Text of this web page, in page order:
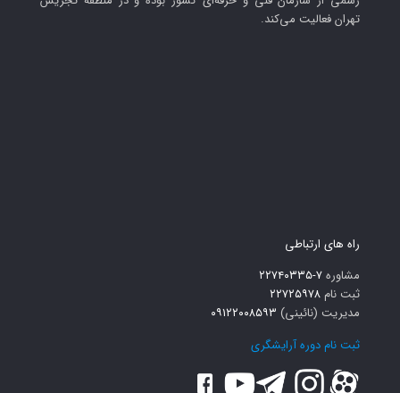
تهران فعالیت می‌کند.
راه های ارتباطی
مشاوره۷-۲۲۷۴۰۳۳۵
ثبت نام ۲۲۷۲۵۹۷۸
مدیریت (نائینی) ۰۹۱۲۲۰۰۸۵۹۳
ثبت نام دوره آرایشگری